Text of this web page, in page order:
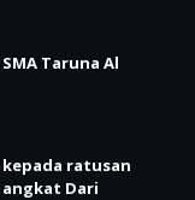
Taruna Al
ratusan
Dari